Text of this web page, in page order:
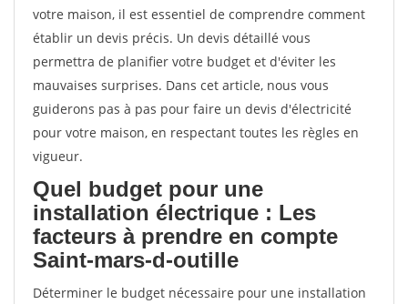
votre maison, il est essentiel de comprendre comment
établir un devis précis. Un devis détaillé vous
permettra de planifier votre budget et d'éviter les
mauvaises surprises. Dans cet article, nous vous
guiderons pas à pas pour faire un devis d'électricité
pour votre maison, en respectant toutes les règles en
vigueur.
Quel budget pour une
installation électrique : Les
facteurs à prendre en compte
Saint-mars-d-outille
Déterminer le budget nécessaire pour une installation